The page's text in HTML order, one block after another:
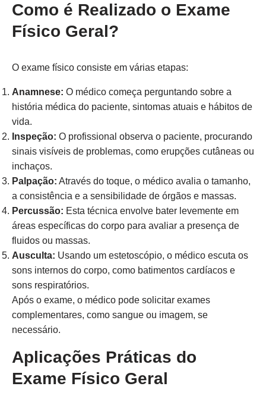
Como é Realizado o Exame
Físico Geral?
O exame físico consiste em várias etapas:
Anamnese: O médico começa perguntando sobre a
história médica do paciente, sintomas atuais e hábitos de
vida.
Inspeção: O profissional observa o paciente, procurando
sinais visíveis de problemas, como erupções cutâneas ou
inchaços.
Palpação: Através do toque, o médico avalia o tamanho,
a consistência e a sensibilidade de órgãos e massas.
Percussão: Esta técnica envolve bater levemente em
áreas específicas do corpo para avaliar a presença de
fluidos ou massas.
Ausculta: Usando um estetoscópio, o médico escuta os
sons internos do corpo, como batimentos cardíacos e
sons respiratórios.
Após o exame, o médico pode solicitar exames
complementares, como sangue ou imagem, se
necessário.
Aplicações Práticas do
Exame Físico Geral